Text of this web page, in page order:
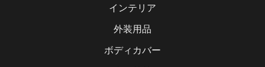
インテリア
外装用品
ボディカバー